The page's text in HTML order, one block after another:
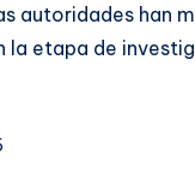
autoridades han
etapa de